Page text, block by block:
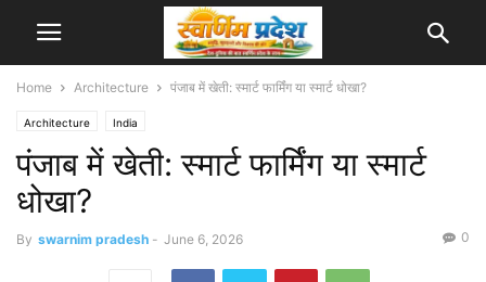
Home Architecture पंजाब में खेती: स्मार्ट फार्मिंग या स्मार्ट धोखा?
Architecture India
पंजाब में खेती: स्मार्ट फार्मिंग या स्मार्ट
धोखा?
By swarnim pradesh - June 6, 2026 0